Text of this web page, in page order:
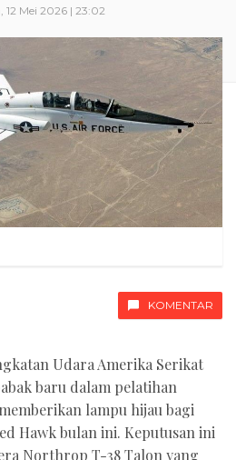
12 Mei 2026 | 23:02
KOMENTAR
Udara Amerika Serikat
baru dalam pelatihan
lampu hijau bagi
Hawk bulan ini. Keputusan ini
Northrop T-38 Talon yang